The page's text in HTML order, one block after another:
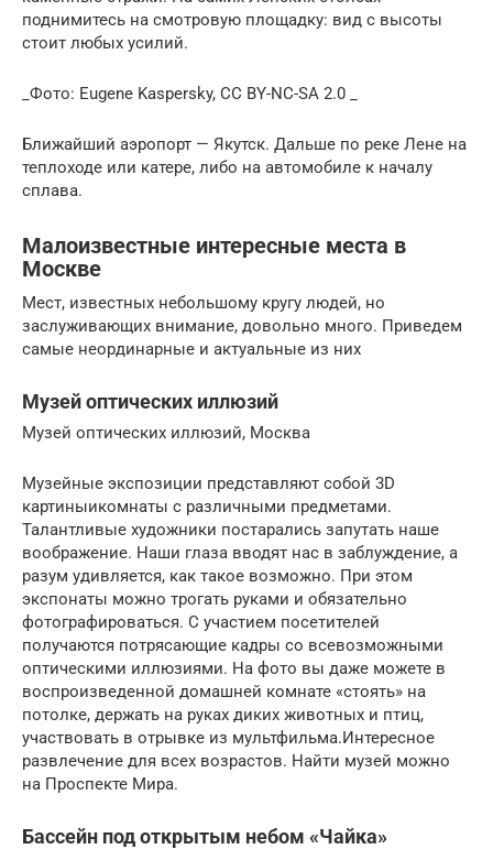
поднимитесь на смотровую площадку: вид с высоты
стоит любых усилий.
_Фото: Eugene Kaspersky, CC BY-NC-SA 2.0 _
Ближайший аэропорт — Якутск. Дальше по реке Лене на
теплоходе или катере, либо на автомобиле к началу
сплава.
Малоизвестные интересные места в
Москве
Мест, известных небольшому кругу людей, но
заслуживающих внимание, довольно много. Приведем
самые неординарные и актуальные из них
Музей оптических иллюзий
Музей оптических иллюзий, Москва
Музейные экспозиции представляют собой 3D
картиныикомнаты с различными предметами.
Талантливые художники постарались запутать наше
воображение. Наши глаза вводят нас в заблуждение, а
разум удивляется, как такое возможно. При этом
экспонаты можно трогать руками и обязательно
фотографироваться. С участием посетителей
получаются потрясающие кадры со всевозможными
оптическими иллюзиями. На фото вы даже можете в
воспроизведенной домашней комнате «стоять» на
потолке, держать на руках диких животных и птиц,
участвовать в отрывке из мультфильма.Интересное
развлечение для всех возрастов. Найти музей можно
на Проспекте Мира.
Бассейн под открытым небом «Чайка»